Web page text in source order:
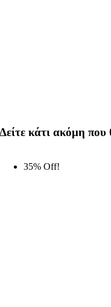
Δείτε κάτι ακόμη που
35% Off!